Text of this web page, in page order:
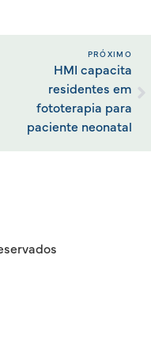
PRÓXIMO
HMI capacita
residentes em
fototerapia para
paciente neonatal